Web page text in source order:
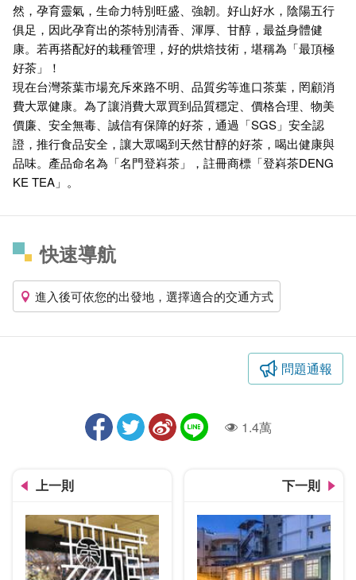
然，孕育靈氣，生命力特別旺盛、強韌。好山好水，陰陽五行
俱足，因此孕育出的茶特別清香、渾厚、甘醇，最益身體健
康。若再搭配好的栽種管理，好的烘焙技術，堪稱為「最頂極
好茶」！
現在台灣茶葉市場充斥來路不明、品質劣等進口茶葉，罔顧消
費大眾健康。為了讓消費大眾買到品質穩定、價格合理、物美
價廉、安全無毒、誠信有保障的好茶，通過「SGS」安全認
證，推行食品安全，讓大眾喝到天然甘醇的好茶，喝出健康與
品味。產品命名為「名門登嵙茶」，註冊商標「登嵙茶DENG
KE TEA」。
快速導航
進入後可依您的出發地，選擇適合的交通方式
問題通報
人氣1.4萬
上一則 下一則